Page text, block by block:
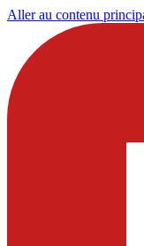
Aller au contenu